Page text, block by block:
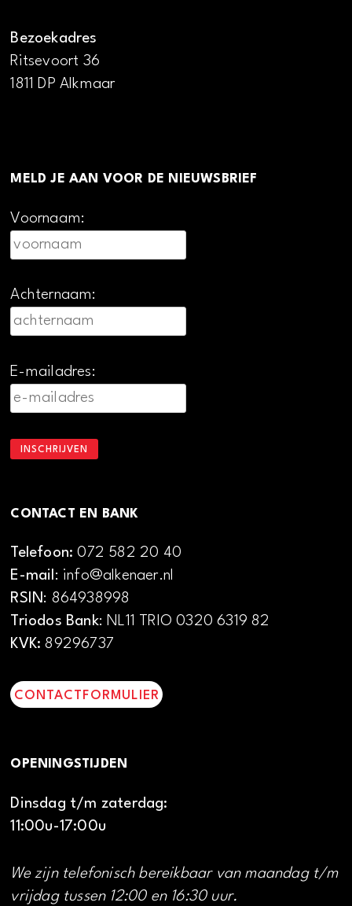
Bezoekadres
Ritsevoort 36
1811 DP Alkmaar
MELD JE AAN VOOR DE NIEUWSBRIEF
Voornaam:
Achternaam:
E-mailadres:
CONTACT EN BANK
Telefoon:072 582 20 40
E-mail: info@alkenaer.nl
RSIN: 864938998
Triodos Bank: NL11 TRIO 0320 6319 82
KVK: 89296737
CONTACTFORMULIER
OPENINGSTIJDEN
Dinsdag t/m zaterdag:
11:00u-17:00u
We zijn telefonisch bereikbaar van maandag t/m
vrijdag tussen 12:00 en 16:30 uur.